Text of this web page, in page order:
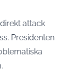
attack
Presidenten